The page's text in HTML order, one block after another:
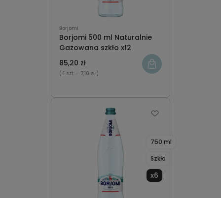
Borjomi
Borjomi 500 ml Naturalnie
Gazowana szkło x12
85,20 zł
( 1 szt. = 7,10 zł )
750 ml
Szkło
x6